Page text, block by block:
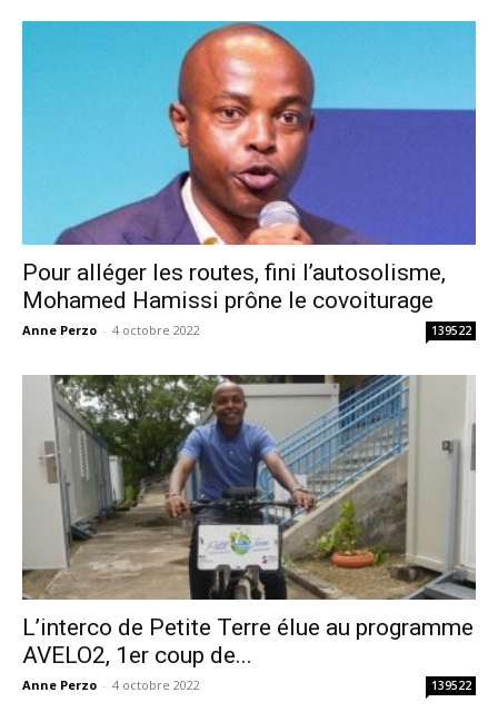
Pour alléger les routes, fini l’autosolisme,
Mohamed Hamissi prône le covoiturage
Anne Perzo - 4 octobre 2022 139522
L’interco de Petite Terre élue au programme
AVELO2, 1er coup de...
Anne Perzo - 4 octobre 2022 139522